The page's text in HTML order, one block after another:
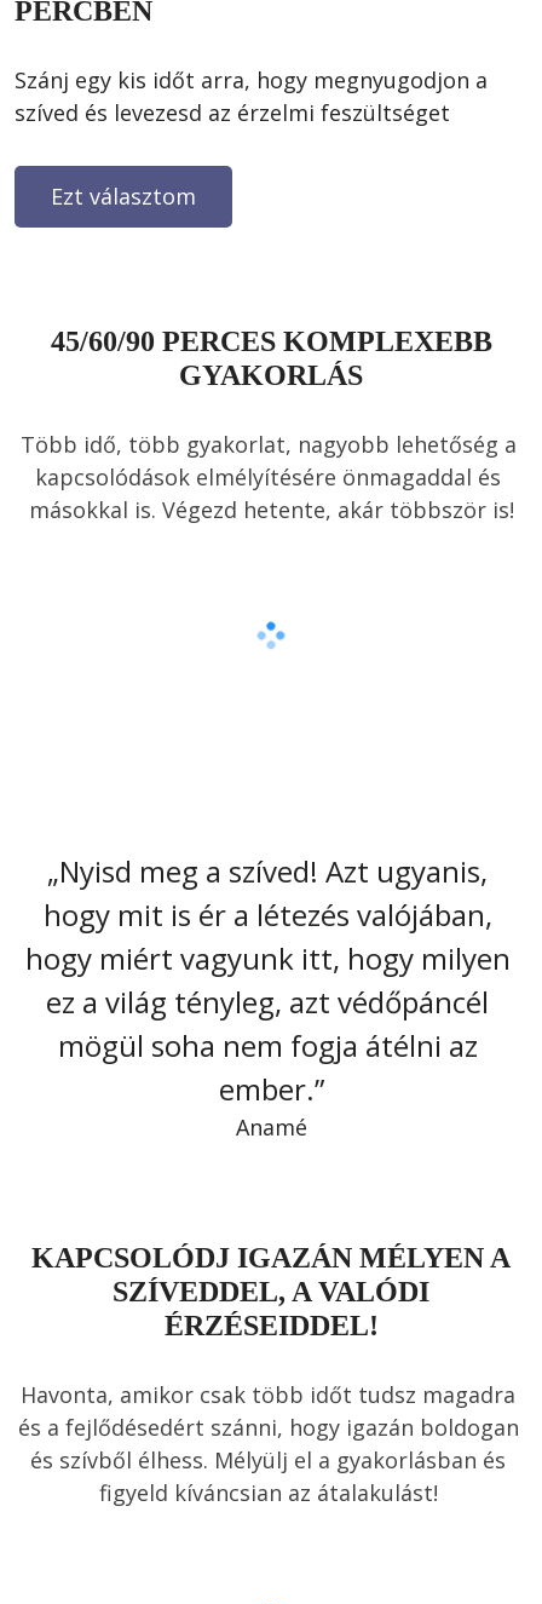
PERCBEN
Szánj egy kis időt arra, hogy megnyugodjon a
Ezt választom
45/60/90 PERCES KOMPLEXEBB
GYAKORLÁS
Több idő, több gyakorlat, nagyobb lehetőség a
kapcsolódások elmélyítésére önmagaddal és
másokkal is. Végezd hetente, akár többször is!
„Nyisd meg a szíved! Azt ugyanis,
hogy mit is ér a létezés valójában,
hogy miért vagyunk itt, hogy milyen
ez a világ tényleg, azt védőpáncél
mögül soha nem fogja átélni az
ember.”
Anamé
KAPCSOLÓDJ IGAZÁN MÉLYEN A
SZÍVEDDEL, A VALÓDI
ÉRZÉSEIDDEL!
Havonta, amikor csak több időt tudsz magadra
és a fejlődésedért szánni, hogy igazán boldogan
és szívből élhess. Mélyülj el a gyakorlásban és
figyeld kíváncsian az átalakulást!